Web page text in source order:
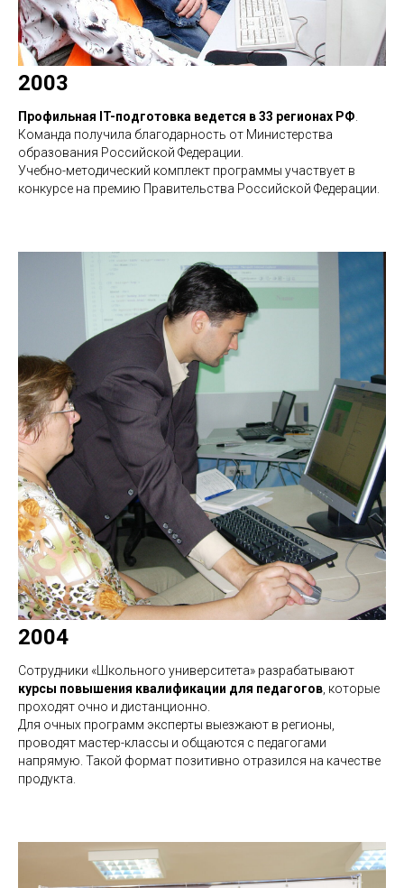
2003
Профильная IT-подготовка ведется в 33 регионах РФ
Команда получила благодарность от Министерства
образования Российской Федерации.
Учебно-методический комплект программы участвует в
конкурсе на премию Правительства Российской Федерации.
2004
Сотрудники «Школьного университета» разрабатывают
курсы повышения квалификации для педагогов , которые
проходят очно и дистанционно.
Для очных программ эксперты выезжают в регионы,
проводят мастер-классы и общаются с педагогами
напрямую. Такой формат позитивно отразился на качестве
продукта.